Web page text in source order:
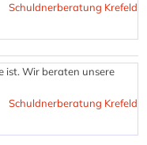
Schuldnerberatung Krefeld
ist. Wir beraten unsere
Schuldnerberatung Krefeld